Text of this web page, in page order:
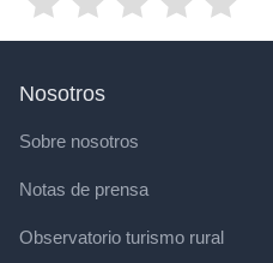
Nosotros
Sobre nosotros
Notas de prensa
Observatorio turismo rural